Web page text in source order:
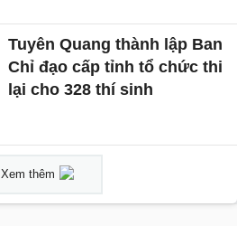
Tuyên Quang thành lập Ban
Chỉ đạo cấp tỉnh tổ chức thi
lại cho 328 thí sinh
Xem thêm